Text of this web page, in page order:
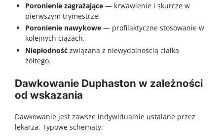
Poronienie zagrażające — krwawienie i skurcze w
pierwszym trymestrze.
Poronienie nawykowe — profilaktyczne stosowanie w
kolejnych ciążach.
Niepłodność związana z niewydolnością ciałka
żółtego.
Dawkowanie Duphaston w zależności
od wskazania
Dawkowanie jest zawsze indywidualnie ustalane przez
lekarza. Typowe schematy: